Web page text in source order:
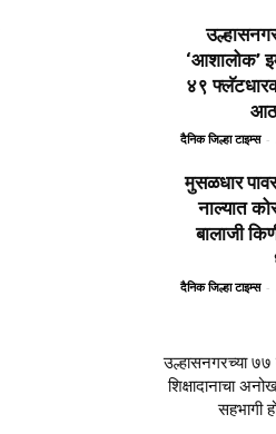
‘आशालोक’
४९
आठ
दैनिक जिल्हा टाइम्स -
मुसळधार
नाल्यात
बालाजी
दैनिक जिल्हा टाइम्स -
उल्हासनगरच्या ७७
शिक्षादानाचा
सहभागी